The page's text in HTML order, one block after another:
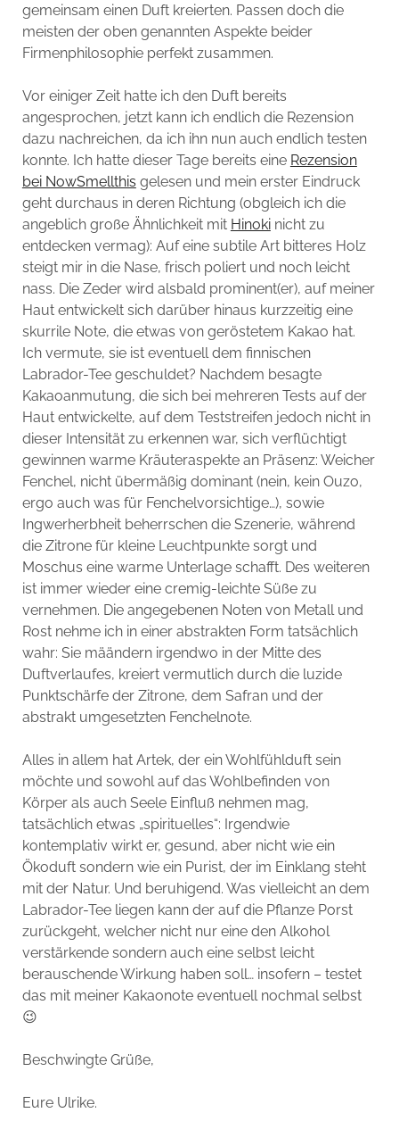
gemeinsam einen Duft kreierten. Passen doch die
meisten der oben genannten Aspekte beider
Firmenphilosophie perfekt zusammen.
Vor einiger Zeit hatte ich den Duft bereits
angesprochen, jetzt kann ich endlich die Rezension
dazu nachreichen, da ich ihn nun auch endlich testen
konnte. Ich hatte dieser Tage bereits eine Rezension
bei NowSmellthis gelesen und mein erster Eindruck
geht durchaus in deren Richtung (obgleich ich die
angeblich große Ähnlichkeit mit Hinokinicht zu
entdecken vermag): Auf eine subtile Art bitteres Holz
steigt mir in die Nase, frisch poliert und noch leicht
nass. Die Zeder wird alsbald prominent(er), auf meiner
Haut entwickelt sich darüber hinaus kurzzeitig eine
skurrile Note, die etwas von geröstetem Kakao hat.
Ich vermute, sie ist eventuell dem finnischen
Labrador-Tee geschuldet? Nachdem besagte
Kakaoanmutung, die sich bei mehreren Tests auf der
Haut entwickelte, auf dem Teststreifen jedoch nicht in
dieser Intensität zu erkennen war, sich verflüchtigt
gewinnen warme Kräuteraspekte an Präsenz: Weicher
Fenchel, nicht übermäßig dominant (nein, kein Ouzo,
ergo auch was für Fenchelvorsichtige…), sowie
Ingwerherbheit beherrschen die Szenerie, während
die Zitrone für kleine Leuchtpunkte sorgt und
Moschus eine warme Unterlage schafft. Des weiteren
ist immer wieder eine cremig-leichte Süße zu
vernehmen. Die angegebenen Noten von Metall und
Rost nehme ich in einer abstrakten Form tatsächlich
wahr: Sie määndern irgendwo in der Mitte des
Duftverlaufes, kreiert vermutlich durch die luzide
Punktschärfe der Zitrone, dem Safran und der
abstrakt umgesetzten Fenchelnote.
Alles in allem hat Artek, der ein Wohlfühlduft sein
möchte und sowohl auf das Wohlbefinden von
Körper als auch Seele Einfluß nehmen mag,
tatsächlich etwas „spirituelles“: Irgendwie
kontemplativ wirkt er, gesund, aber nicht wie ein
Ökoduft sondern wie ein Purist, der im Einklang steht
mit der Natur. Und beruhigend. Was vielleicht an dem
Labrador-Tee liegen kann der auf die Pflanze Porst
zurückgeht, welcher nicht nur eine den Alkohol
verstärkende sondern auch eine selbst leicht
berauschende Wirkung haben soll… insofern – testet
das mit meiner Kakaonote eventuell nochmal selbst
😉
Beschwingte Grüße,
Eure Ulrike.